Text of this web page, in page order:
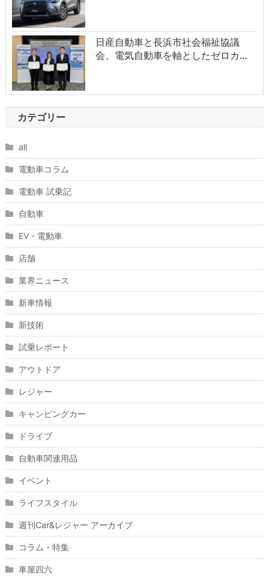
日産自動車と長浜市社会福祉協議
会、電気自動車を軸としたゼロカ…
カテゴリー
all
電動車コラム
電動車 試乗記
自動車
EV・電動車
店舗
業界ニュース
新車情報
新技術
試乗レポート
アウトドア
レジャー
キャンピングカー
ドライブ
自動車関連用品
イベント
ライフスタイル
週刊Car&レジャー アーカイブ
コラム・特集
車屋四六